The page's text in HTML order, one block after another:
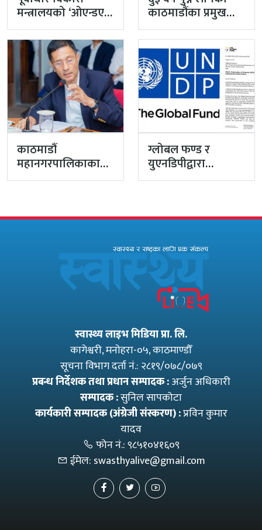
मन्त्रालयको ‘ओएन्डएम’
नटुंगिदा प्रशासनका
सहसचिवको भएन
व्यवस्थापन
काठमाडौंका प्रमुख
प्रशासकीय अधिकृत
गुरागाईं अवकाशमा,…
काठमाडौं
महानगरपालिकाका
प्रमुख प्रशासकीय
ग्लोबल फण्ड र
युएनडिपीद्वारा
सरकारको
विवादास्पद…
स्वास्थ्य लाइभ मिडिया प्रा. लि.
कागेश्वरी, मनाेहरा-०५, काठमाण्डौँ
सूचना विभाग दर्ता नं.: २८१९/०७८/०७९
प्रबन्ध निर्देशक तथा प्रधान सम्पादक :अर्जुन अधिकारी
सम्पादक :सुनिल सापकोटा
कार्यकारी सम्पादक (अंग्रेजी संस्करण) :प्रविन कुमार
यादव
फोन नं.:९८५१०४१६०९
ईमेल: swasthyalive@gmail.com